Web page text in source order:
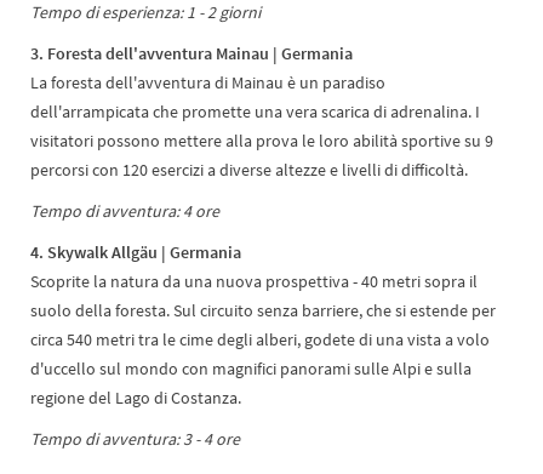
Tempo di esperienza: 1 - 2 giorni
3. Foresta dell'avventura Mainau | Germania
La foresta dell'avventura di Mainau è un paradiso
dell'arrampicata che promette una vera scarica di adrenalina. I
visitatori possono mettere alla prova le loro abilità sportive su 9
percorsi con 120 esercizi a diverse altezze e livelli di difficoltà.
Tempo di avventura: 4 ore
4. Skywalk Allgäu | Germania
Scoprite la natura da una nuova prospettiva - 40 metri sopra il
suolo della foresta. Sul circuito senza barriere, che si estende per
circa 540 metri tra le cime degli alberi, godete di una vista a volo
d'uccello sul mondo con magnifici panorami sulle Alpi e sulla
regione del Lago di Costanza.
Tempo di avventura: 3 - 4 ore